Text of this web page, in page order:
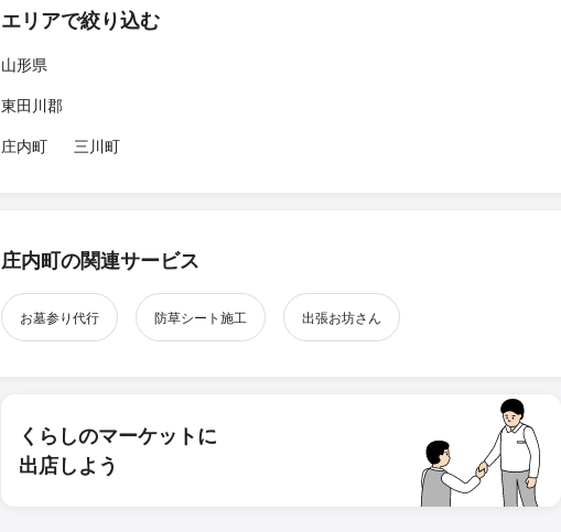
エリアで絞り込む
山形県
東田川郡
庄内町
三川町
庄内町の関連サービス
お墓参り代行 防草シート施工 出張お坊さん
くらしのマーケットに
出店しよう